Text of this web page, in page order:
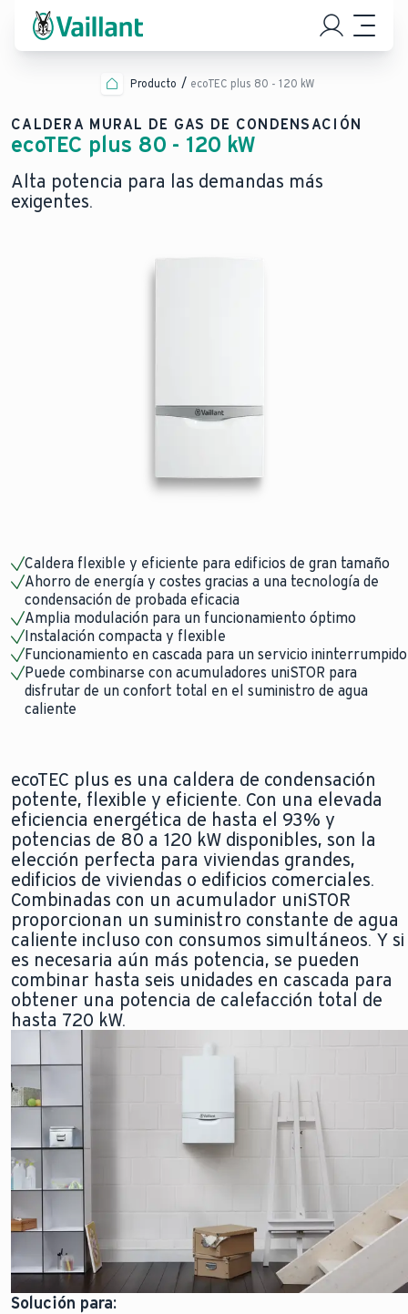
Producto ecoTEC plus 80 - 120 kW
CALDERA MURAL DE GAS DE CONDENSACIÓN
ecoTEC plus 80 - 120 kW
Alta potencia para las demandas más
exigentes.
Caldera flexible y eficiente para edificios de gran tamaño
Ahorro de energía y costes gracias a una tecnología de
condensación de probada eficacia
Amplia modulación para un funcionamiento óptimo
Instalación compacta y flexible
Funcionamiento en cascada para un servicio ininterrumpido
Puede combinarse con acumuladores uniSTOR para
disfrutar de un confort total en el suministro de agua
caliente
ecoTEC plus es una caldera de condensación
potente, flexible y eficiente. Con una elevada
eficiencia energética de hasta el 93% y
potencias de 80 a 120 kW disponibles, son la
elección perfecta para viviendas grandes,
edificios de viviendas o edificios comerciales.
Combinadas con un acumulador uniSTOR
proporcionan un suministro constante de agua
caliente incluso con consumos simultáneos. Y si
es necesaria aún más potencia, se pueden
combinar hasta seis unidades en cascada para
obtener una potencia de calefacción total de
hasta 720 kW.
Solución para: